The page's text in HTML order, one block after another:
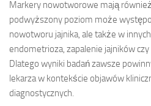
Markery nowotworowe mają
podwyższony poziom może
nowotworu jajnika, ale także w
endometrioza, zapalenie jajników
Dlatego wyniki badań zawsze
lekarza w kontekście objawów
diagnostycznych.